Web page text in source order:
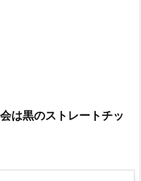
は黒のストレートチッ